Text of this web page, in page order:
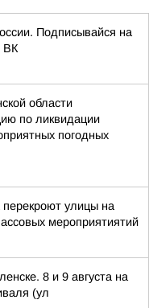
Подписывайся на
ВК
области
по ликвидации
погодных
улицы на
мероприятиятий
8 и 9 августа на
(ул